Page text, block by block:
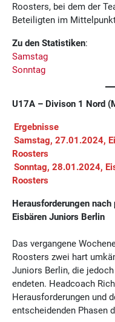
Roosters, bei dem der
Beteiligten im
Zu den Statistiken:
Samstag
Sonntag
U17A – Divison 1 Nord
Ergebnisse
Samstag, 27.01.2024,
Roosters
Sonntag, 28.01.2024,
Roosters
Herausforderungen
Eisbären Juniors Berlin
Das vergangene
Roosters zwei hart
Juniors Berlin, die
endeten. Headcoach
Herausforderungen und
entscheidenden Phasen